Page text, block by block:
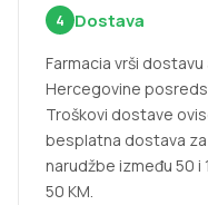
4 Dostava
Farmacia vrši
Hercegovine
Troškovi dostave
besplatna dostava za
narudžbe između 50 i
50 KM.